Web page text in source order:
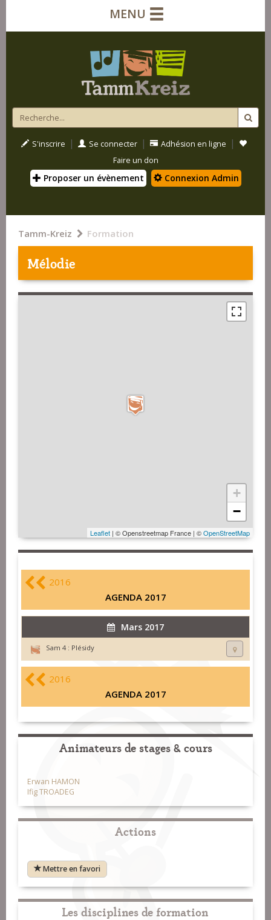
MENU
S'inscrire | Se connecter | Adhésion en ligne |
Faire un don
Proposer un évènement Connexion Admin
Tamm-Kreiz Formation
Mélodie
+
−
Leaflet | © Openstreetmap France | ©OpenStreetMap
2016
AGENDA 2017
Mars 2017
Sam 4 : Plésidy
2016
AGENDA 2017
Animateurs de stages & cours
Erwan HAMON
Ifig TROADEG
Actions
Mettre en favori
Les disciplines de formation